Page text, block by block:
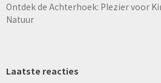
Ontdek de Achterhoek: Plezier voor
Natuur
Laatste reacties